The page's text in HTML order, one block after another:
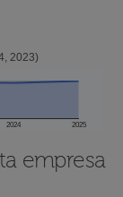
2023)
2024 2025
empresa